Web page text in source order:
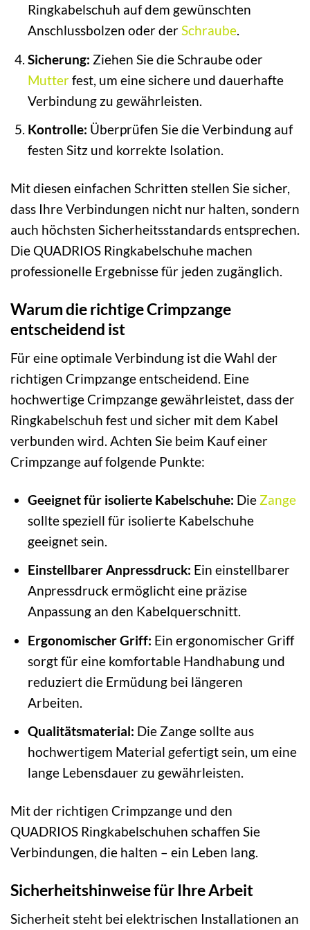
Ringkabelschuh auf dem gewünschten
Anschlussbolzen oder derSchraube.
Sicherung: Ziehen Sie die Schraube oder
Mutterfest, um eine sichere und dauerhafte
Verbindung zu gewährleisten.
Kontrolle: Überprüfen Sie die Verbindung auf
festen Sitz und korrekte Isolation.
Mit diesen einfachen Schritten stellen Sie sicher,
dass Ihre Verbindungen nicht nur halten, sondern
auch höchsten Sicherheitsstandards entsprechen.
Die QUADRIOS Ringkabelschuhe machen
professionelle Ergebnisse für jeden zugänglich.
Warum die richtige Crimpzange
entscheidend ist
Für eine optimale Verbindung ist die Wahl der
richtigen Crimpzange entscheidend. Eine
hochwertige Crimpzange gewährleistet, dass der
Ringkabelschuh fest und sicher mit dem Kabel
verbunden wird. Achten Sie beim Kauf einer
Crimpzange auf folgende Punkte:
Geeignet für isolierte Kabelschuhe: Die Zange
sollte speziell für isolierte Kabelschuhe
geeignet sein.
Einstellbarer Anpressdruck: Ein einstellbarer
Anpressdruck ermöglicht eine präzise
Anpassung an den Kabelquerschnitt.
Ergonomischer Griff: Ein ergonomischer Griff
sorgt für eine komfortable Handhabung und
reduziert die Ermüdung bei längeren
Arbeiten.
Qualitätsmaterial: Die Zange sollte aus
hochwertigem Material gefertigt sein, um eine
lange Lebensdauer zu gewährleisten.
Mit der richtigen Crimpzange und den
QUADRIOS Ringkabelschuhen schaffen Sie
Verbindungen, die halten – ein Leben lang.
Sicherheitshinweise für Ihre Arbeit
Sicherheit steht bei elektrischen Installationen an